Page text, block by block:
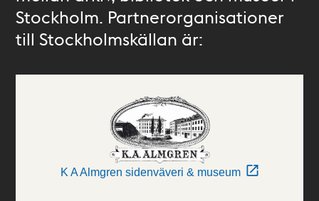
Stockholm. Partnerorganisationer
till Stockholmskällan är:
K A Almgren sidenväveri & museum